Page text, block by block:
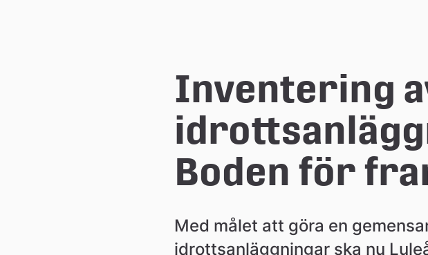
Inventering
Boden för
Med målet att göra en
idrottsanläggningar ska nu